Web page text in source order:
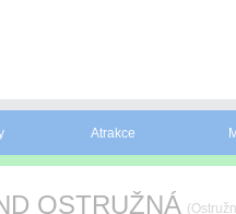
Atrakce
OSTRUŽNÁ